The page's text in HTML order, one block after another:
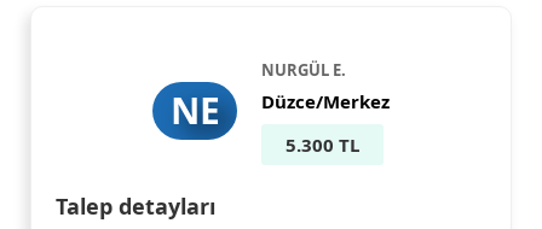
NE
NURGÜL E.
Düzce/Merkez
5.300 TL
Talep detayları